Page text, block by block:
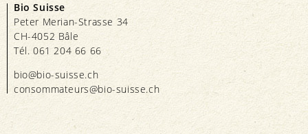
Bio Suisse
Peter Merian-Strasse 34
CH-4052 Bâle
Tél. 061 204 66 66
bio@bio-suisse.ch
consommateurs@bio-suisse.ch